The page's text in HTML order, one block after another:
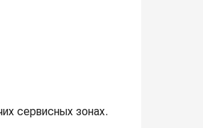
сервисных зонах.